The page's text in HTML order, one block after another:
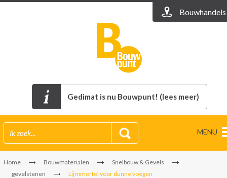
Bouwhandels
Gedimat is nu Bouwpunt! (lees meer)
MENU
Home Bouwmaterialen
Snelbouw & Gevels
gevelstenen
Lijmmortel voor dunne voegen